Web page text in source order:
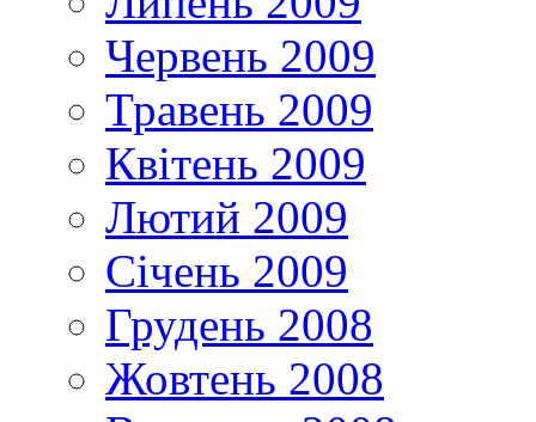
Червень 2009
Травень 2009
Квітень 2009
Лютий 2009
Січень 2009
Грудень 2008
Жовтень 2008